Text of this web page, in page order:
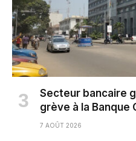
Secteur bancaire
grève à la Banque
7 AOÛT 2026